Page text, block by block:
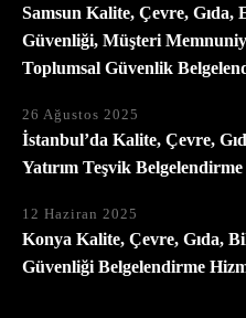
Samsun Kalite, Çevre,
Güvenliği, Müşteri
Toplumsal Güvenlik
26 Ağustos 2025
İstanbul’da Kalite, Çevre,
Yatırım Teşvik
12 Haziran 2025
Konya Kalite, Çevre, Gıda,
Güvenliği Belgelendirme